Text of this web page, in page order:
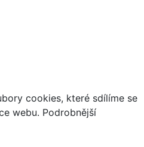
cookies, které sdílíme se
webu. Podrobnější